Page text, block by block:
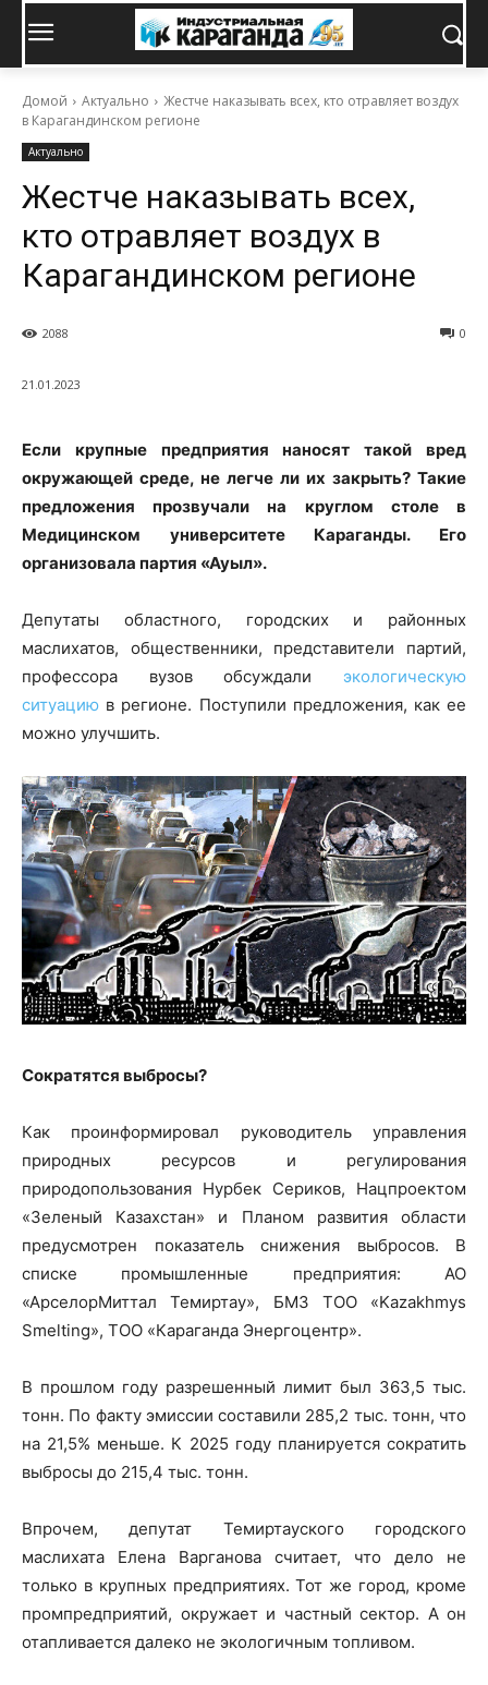
Домой Актуально
Жестче наказывать всех, кто отравляет воздух
в Карагандинском регионе
Актуально
Жестче наказывать всех,
кто отравляет воздух в
Карагандинском регионе
0
2088
21.01.2023
Если крупные предприятия наносят такой вред
окружающей среде, не легче ли их закрыть? Такие
предложения прозвучали на круглом столе в
Медицинском университете Караганды. Его
организовала партия «Ауыл».
Депутаты областного, городских и районных
маслихатов, общественники, представители партий,
профессора вузов обсуждали экологическую
ситуацию в регионе. Поступили предложения, как ее
можно улучшить.
Сократятся выбросы?
Как проинформировал руководитель управления
природных ресурсов и регулирования
природопользования Нурбек Сериков, Нацпроектом
«Зеленый Казахстан» и Планом развития области
предусмотрен показатель снижения выбросов. В
списке промышленные предприятия: АО
«АрселорМиттал Темиртау», БМЗ ТОО «Kazakhmys
Smelting», ТОО «Караганда Энергоцентр».
В прошлом году разрешенный лимит был 363,5 тыс.
тонн. По факту эмиссии составили 285,2 тыс. тонн, что
на 21,5% меньше. К 2025 году планируется сократить
выбросы до 215,4 тыс. тонн.
Впрочем, депутат Темиртауского городского
маслихата Елена Варганова считает, что дело не
только в крупных предприятиях. Тот же город, кроме
промпредприятий, окружает и частный сектор. А он
отапливается далеко не экологичным топливом.